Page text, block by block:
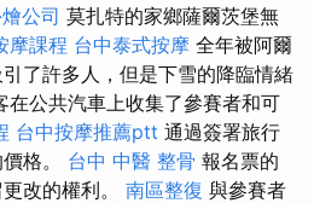
公司 莫扎特的家鄉薩爾茨堡無
摩課程 台中泰式按摩 全年被阿爾
了許多人，但是下雪的降臨情緒
在公共汽車上收集了參賽者和可
台中按摩推薦ptt 通過簽署旅行
格。 台中 中醫 整骨 報名票的
改的權利。 南區整復 與參賽者